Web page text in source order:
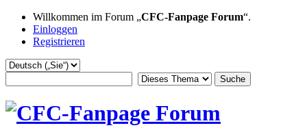
Willkommen im Forum „CFC-Fanpage Forum“.
Einloggen
Registrieren